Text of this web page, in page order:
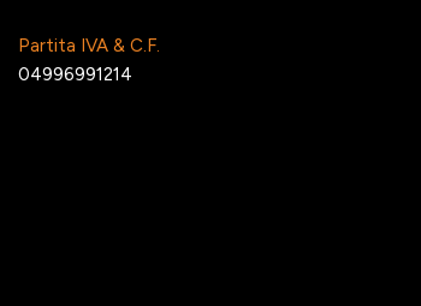
Partita IVA & C.F.
04996991214